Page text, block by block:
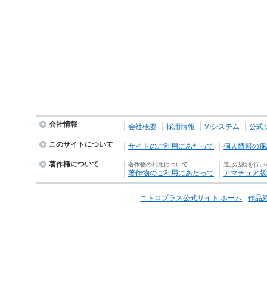
会社情報 会社概要 採用情報 VIシステム 公式
このサイトについて サイトのご利用にあたって 個人情報の
著作権について 著作物の利用について
著作物のご利用にあたって
造形活動を行い
アマチュア
ニトロプラス公式サイト ホーム 作品